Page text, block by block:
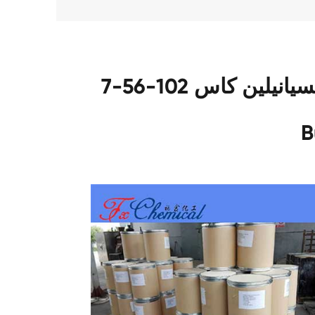
حزمة من لدينا 2,5-ديميثوكسيانيلين كاس 102-56-7